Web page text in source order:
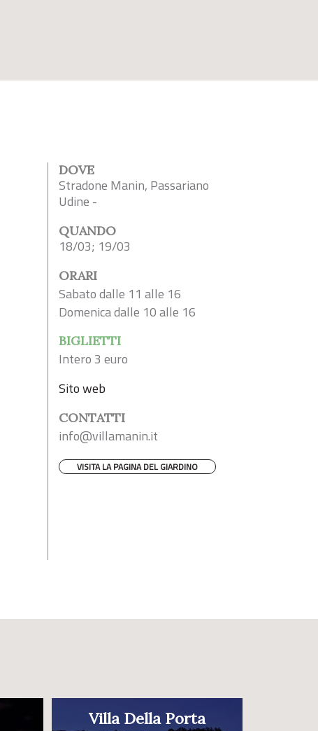
DOVE
Stradone Manin, Passariano
Udine -
QUANDO
18/03; 19/03
ORARI
Sabato dalle 11 alle 16
Domenica dalle 10 alle 16
BIGLIETTI
Intero 3 euro
Sito web
CONTATTI
info@villamanin.it
VISITA LA PAGINA DEL GIARDINO
Villa Della Porta